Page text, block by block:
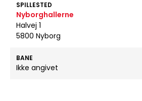
SPILLESTED
Nyborghallerne
Halvej 1
5800 Nyborg
BANE
Ikke angivet